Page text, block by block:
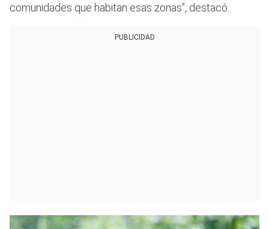
comunidades que habitan esas zonas”, destacó.
PUBLICIDAD